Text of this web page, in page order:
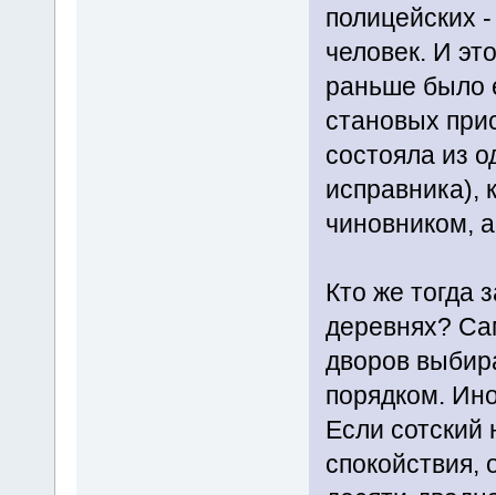
полицейских
человек. И
раньше было
становых
состояла из
исправника),
чиновником,
Кто же тогда
деревнях?
дворов
порядком.
Если сотский
спокойствия,